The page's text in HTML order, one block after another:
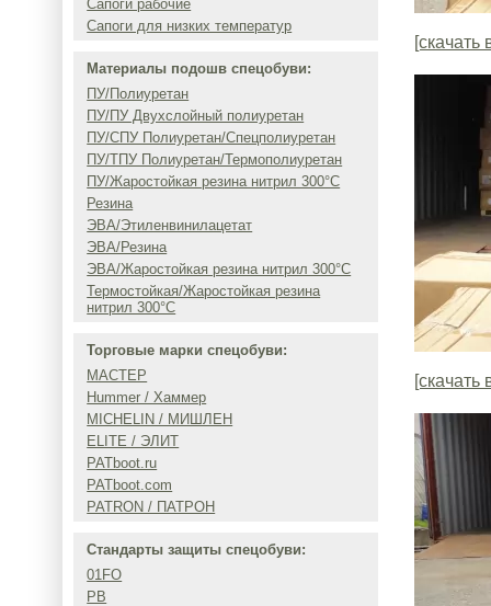
Сапоги рабочие
Сапоги для низких температур
Материалы подошв спецобуви:
ПУ/Полиуретан
ПУ/ПУ Двухслойный полиуретан
ПУ/СПУ Полиуретан/Спецполиуретан
ПУ/ТПУ Полиуретан/Термополиуретан
ПУ/Жаростойкая резина нитрил 300°C
Резина
ЭВА/Этиленвинилацетат
ЭВА/Резина
ЭВА/Жаростойкая резина нитрил 300°C
Термостойкая/Жаростойкая резина
нитрил 300°C
Торговые марки спецобуви:
МАСТЕР
Hummer / Хаммер
MICHELIN / МИШЛЕН
ELITE / ЭЛИТ
PATboot.ru
PATboot.com
PATRON / ПАТРОН
Стандарты защиты спецобуви:
01FO
PB
[скачать
[скачать